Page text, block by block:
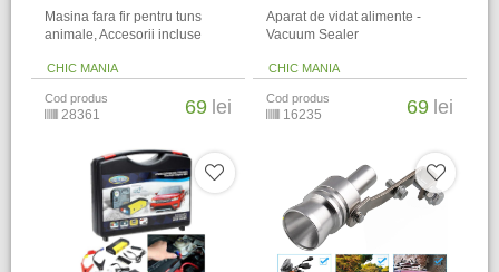
Masina fara fir pentru tuns
animale, Accesorii incluse
CHIC MANIA
Cod produs
28361 69 lei
Aparat de vidat alimente -
Vacuum Sealer
CHIC MANIA
Cod produs
16235 69 lei